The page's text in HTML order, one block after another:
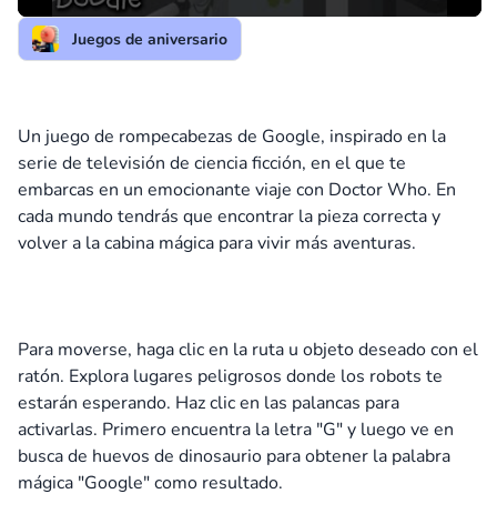
Juegos de aniversario
Un juego de rompecabezas de Google, inspirado en la
serie de televisión de ciencia ficción, en el que te
embarcas en un emocionante viaje con Doctor Who. En
cada mundo tendrás que encontrar la pieza correcta y
volver a la cabina mágica para vivir más aventuras.
Para moverse, haga clic en la ruta u objeto deseado con el
ratón. Explora lugares peligrosos donde los robots te
estarán esperando. Haz clic en las palancas para
activarlas. Primero encuentra la letra "G" y luego ve en
busca de huevos de dinosaurio para obtener la palabra
mágica "Google" como resultado.